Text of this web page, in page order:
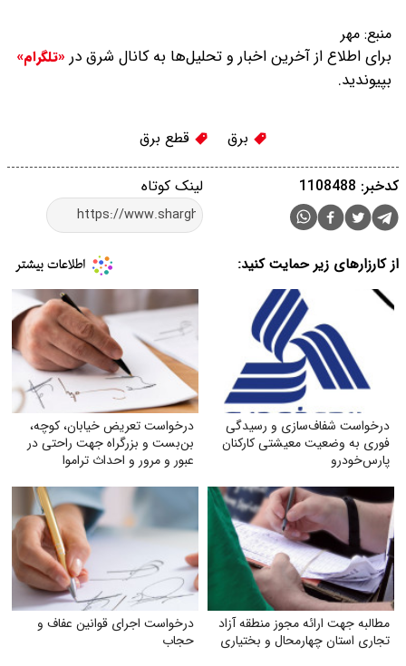
منبع: مهر
برای اطلاع از آخرین اخبار و تحلیل‌ها به کانال شرق در «تلگرام»
بپیوندید.
برق قطع برق
لینک کوتاه کدخبر: 1108488
از کارزارهای زیر حمایت کنید:
درخواست شفاف‌سازی و رسیدگی
فوری به وضعیت معیشتی کارکنان
پارس‌خودرو
درخواست تعریض خیابان، کوچه،
بن‌بست و بزرگراه جهت راحتی در
عبور و مرور و احداث تراموا
مطالبه جهت ارائه مجوز منطقه آزاد
تجاری استان چهارمحال و بختیاری
درخواست اجرای قوانین عفاف و
حجاب